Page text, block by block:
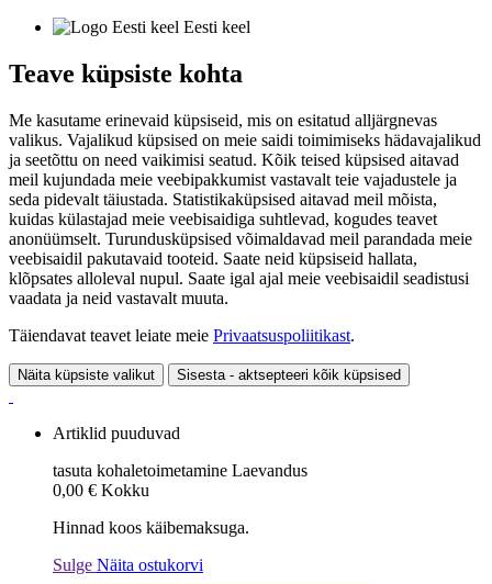
Eesti keel
Teave küpsiste kohta
Me kasutame erinevaid küpsiseid, mis on esitatud alljärgnevas
valikus. Vajalikud küpsised on meie saidi toimimiseks hädavajalikud
ja seetõttu on need vaikimisi seatud. Kõik teised küpsised aitavad
meil kujundada meie veebipakkumist vastavalt teie vajadustele ja
seda pidevalt täiustada. Statistikaküpsised aitavad meil mõista,
kuidas külastajad meie veebisaidiga suhtlevad, kogudes teavet
anonüümselt. Turundusküpsised võimaldavad meil parandada meie
veebisaidil pakutavaid tooteid. Saate neid küpsiseid hallata,
klõpsates alloleval nupul. Saate igal ajal meie veebisaidil seadistusi
vaadata ja neid vastavalt muuta.
Täiendavat teavet leiate meie Privaatsuspoliitikast.
Näita küpsiste valikut Sisesta - aktsepteeri kõik küpsised
Artiklid puuduvad
tasuta kohaletoimetamine Laevandus
0,00 € Kokku
Hinnad koos käibemaksuga.
Sulge Näita ostukorvi